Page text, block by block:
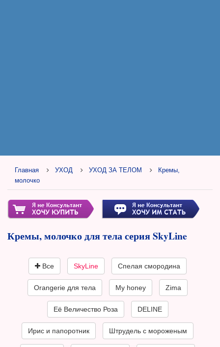
Главная УХОД УХОД ЗА ТЕЛОМ
Кремы,
молочко
Кремы, молочко для тела серия SkyLine
Все SkyLine Спелая смородина
Orangerie для тела My honey Zima
Её Величество Роза DELINE
Ирис и папоротник Штрудель с мороженым